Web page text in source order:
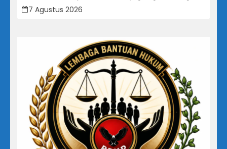
Bawa Map Biru dan Senyum Penuh Teka-teki
7 Agustus 2026